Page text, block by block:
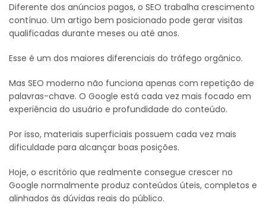
Diferente dos anúncios pagos, o SEO trabalha crescimento
contínuo. Um artigo bem posicionado pode gerar visitas
qualificadas durante meses ou até anos.
Esse é um dos maiores diferenciais do tráfego orgânico.
Mas SEO moderno não funciona apenas com repetição de
palavras-chave. O Google está cada vez mais focado em
experiência do usuário e profundidade do conteúdo.
Por isso, materiais superficiais possuem cada vez mais
dificuldade para alcançar boas posições.
Hoje, o escritório que realmente consegue crescer no
Google normalmente produz conteúdos úteis, completos e
alinhados às dúvidas reais do público.